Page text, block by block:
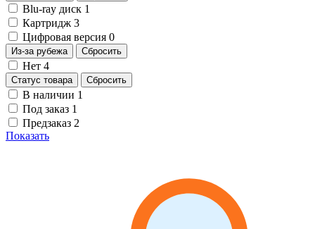
Blu-ray диск 1
Картридж 3
Цифровая версия 0
Из-за рубежа Сбросить
Нет 4
Статус товара Сбросить
В наличии 1
Под заказ 1
Предзаказ 2
Показать